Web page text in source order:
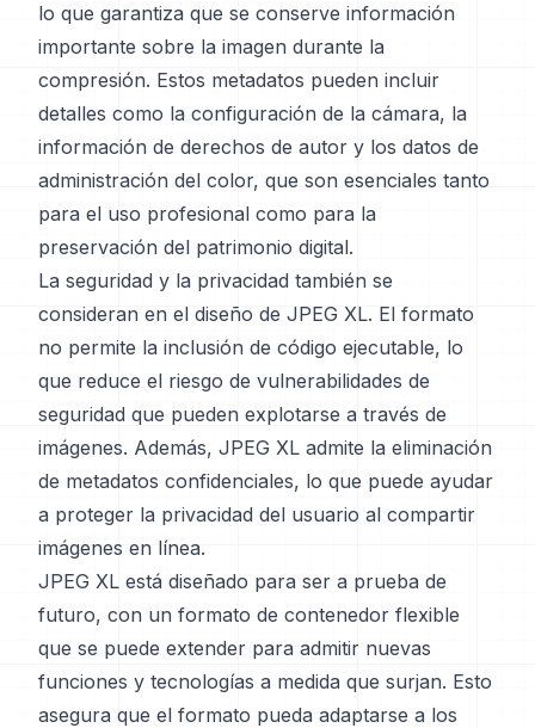
lo que garantiza que se conserve información
importante sobre la imagen durante la
compresión. Estos metadatos pueden incluir
detalles como la configuración de la cámara, la
información de derechos de autor y los datos de
administración del color, que son esenciales tanto
para el uso profesional como para la
preservación del patrimonio digital.
La seguridad y la privacidad también se
consideran en el diseño de JPEG XL. El formato
no permite la inclusión de código ejecutable, lo
que reduce el riesgo de vulnerabilidades de
seguridad que pueden explotarse a través de
imágenes. Además, JPEG XL admite la eliminación
de metadatos confidenciales, lo que puede ayudar
a proteger la privacidad del usuario al compartir
imágenes en línea.
JPEG XL está diseñado para ser a prueba de
futuro, con un formato de contenedor flexible
que se puede extender para admitir nuevas
funciones y tecnologías a medida que surjan. Esto
asegura que el formato pueda adaptarse a los